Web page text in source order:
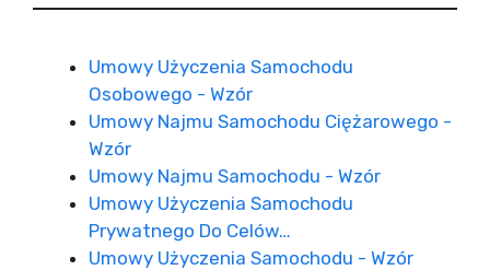
Umowy Użyczenia Samochodu
Osobowego - Wzór
Umowy Najmu Samochodu Ciężarowego -
Wzór
Umowy Najmu Samochodu - Wzór
Umowy Użyczenia Samochodu
Prywatnego Do Celów…
Umowy Użyczenia Samochodu - Wzór